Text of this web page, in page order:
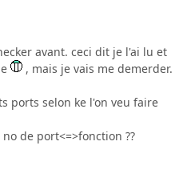
avant. ceci dit je l'ai lu et
, mais je vais me demerder.
ports selon ke l'on veu faire
de port<=>fonction ??